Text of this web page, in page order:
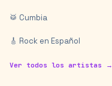
🥁 Cumbia
🎸 Rock en Español
Ver todos los artistas →